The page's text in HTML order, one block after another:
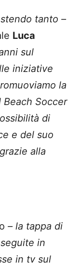
tanto –
Luca
sul
iniziative
la
Beach Soccer
di
e del suo
alla
– la tappa di
in
in tv sul